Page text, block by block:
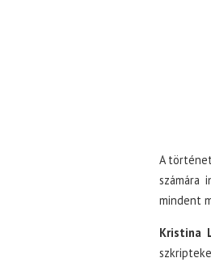
A
számára
mindent
Kristina